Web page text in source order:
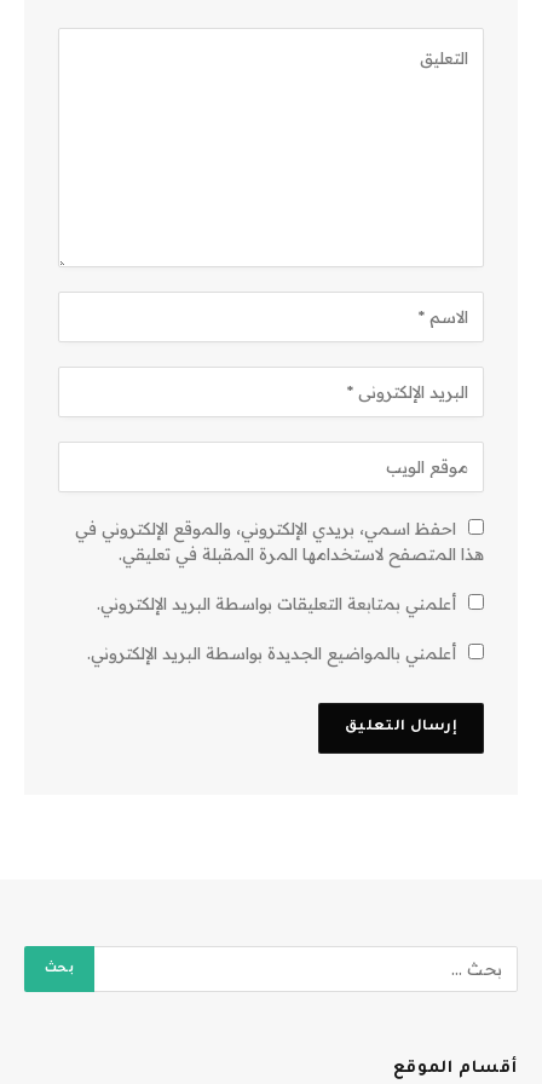
احفظ اسمي، بريدي الإلكتروني، والموقع الإلكتروني في
هذا المتصفح لاستخدامها المرة المقبلة في تعليقي.
أعلمني بمتابعة التعليقات بواسطة البريد الإلكتروني.
أعلمني بالمواضيع الجديدة بواسطة البريد الإلكتروني.
أقسام الموقع